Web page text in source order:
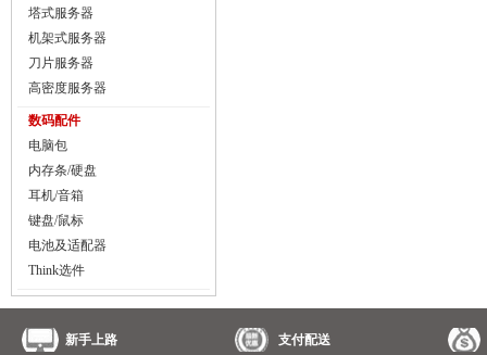
塔式服务器
机架式服务器
刀片服务器
高密度服务器
数码配件
电脑包
内存条/硬盘
耳机/音箱
键盘/鼠标
电池及适配器
Think选件
新手上路
支付配送